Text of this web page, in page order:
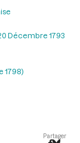
Décembre 1793
1798)
Partager